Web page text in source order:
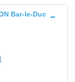
Bar-le-Duc